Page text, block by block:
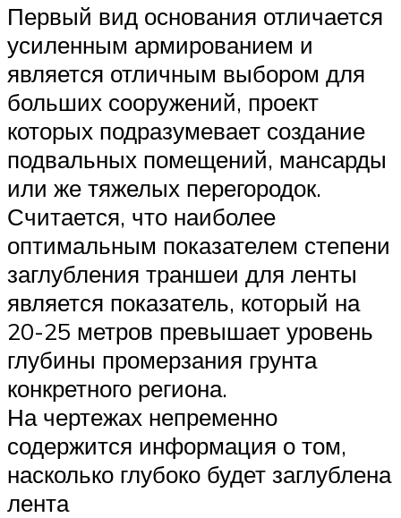
Первый вид основания отличается
усиленным армированием и
является отличным выбором для
больших сооружений, проект
которых подразумевает создание
подвальных помещений, мансарды
или же тяжелых перегородок.
Считается, что наиболее
оптимальным показателем степени
заглубления траншеи для ленты
является показатель, который на
20-25 метров превышает уровень
глубины промерзания грунта
конкретного региона.
На чертежах непременно
содержится информация о том,
насколько глубоко будет заглублена
лента